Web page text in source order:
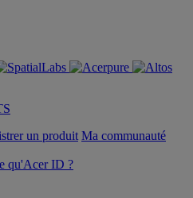
un produit Ma communauté
qu'Acer ID ?